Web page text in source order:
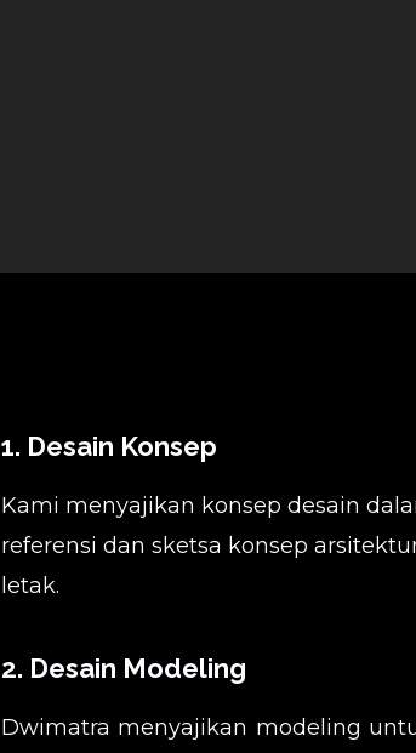
1. Desain Konsep
Kami menyajikan konsep desain
referensi dan sketsa konsep
letak.
2. Desain Modeling
Dwimatra menyajikan modeling